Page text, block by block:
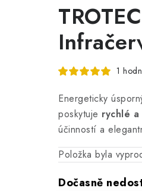
1
Energeticky
poskytuje rychlé
účinností a
Položka byla
Dočasně